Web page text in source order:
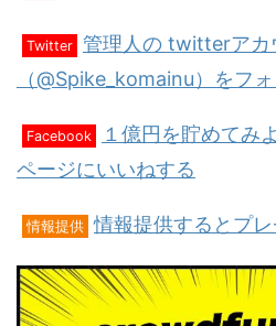
Twitter 管理人の twitterアカ
（@Spike_komainu）をフ
Facebook
１億円を貯めてみ
ページにいいねする
情報提供 情報提供するとプレ